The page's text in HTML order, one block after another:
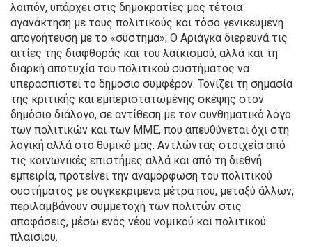
λοιπόν, υπάρχει στις δημοκρατίες μας τέτοια
αγανάκτηση με τους πολιτικούς και τό­σο γενικευμένη
απογοήτευση με το «σύστημα»; O Αριάγκα διερευνά τις
αιτίες της διαφθοράς και του λαϊκισμού, αλλά και τη
διαρκή αποτυχία του πολιτικού συστήματος να
υπερασπιστεί το δημόσιο συμφέρον. Τονίζει τη σημασία
της κριτικής και εμπεριστατωμένης σκέψης στον
δημόσιο διάλογο, σε αντίθεση με τον συνθηματικό λόγο
των πολιτικών και των ΜΜΕ, που απευθύνεται όχι στη
λογική αλλά στο θυμικό μας. Αντλώντας στοιχεία από
τις κοινωνικές επιστήμες αλλά και από τη διεθνή
εμπειρία, προτείνει την αναμόρφωση του πολιτικού
συστήματος με συγκεκριμένα μέτρα που, μεταξύ άλ­λων,
περιλαμβάνουν συμμετοχή των πολιτών στις
αποφάσεις, μέσω ενός νέου νομικού και πολιτικού
πλαισίου.